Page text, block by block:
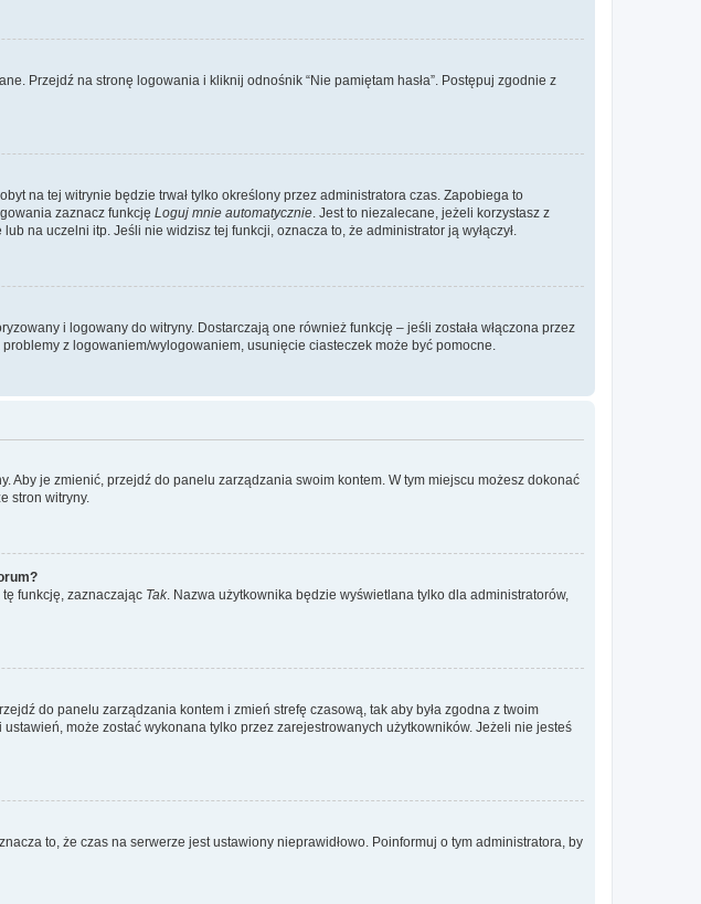
Przejdź na stronę logowania i kliknij odnośnik “Nie pamiętam hasła”. Postępuj zgodnie z
na tej witrynie będzie trwał tylko określony przez administratora czas. Zapobiega to
zaznacz funkcję Loguj mnie automatycznie. Jest to niezalecane, jeżeli korzystasz z
na uczelni itp. Jeśli nie widzisz tej funkcji, oznacza to, że administrator ją wyłączył.
i logowany do witryny. Dostarczają one również funkcję – jeśli została włączona przez
z logowaniem/wylogowaniem, usunięcie ciasteczek może być pomocne.
je zmienić, przejdź do panelu zarządzania swoim kontem. W tym miejscu możesz dokonać
stron witryny.
tę funkcję, zaznaczając Tak. Nazwa użytkownika będzie wyświetlana tylko dla administratorów,
do panelu zarządzania kontem i zmień strefę czasową, tak aby była zgodna z twoim
może zostać wykonana tylko przez zarejestrowanych użytkowników. Jeżeli nie jesteś
to, że czas na serwerze jest ustawiony nieprawidłowo. Poinformuj o tym administratora, by